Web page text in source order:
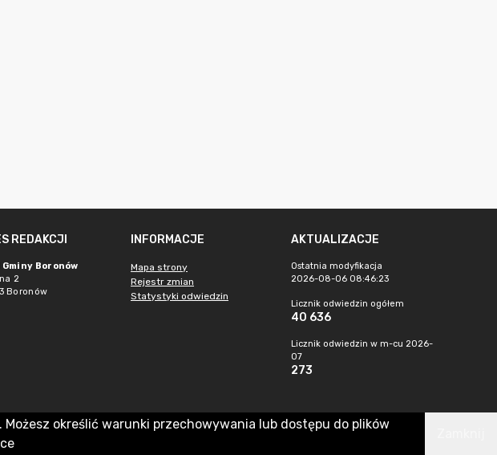
REDAKCJI
Gminy Boronów
2
Boronów
INFORMACJE
Mapa strony
Rejestr zmian
Statystyki odwiedzin
AKTUALIZACJE
Ostatnia modyfikacja
2026-08-06 08:46:23
Licznik odwiedzin ogółem
40 636
Licznik odwiedzin w m-cu 2026-
07
273
. Możesz określić warunki przechowywania lub dostępu do plików